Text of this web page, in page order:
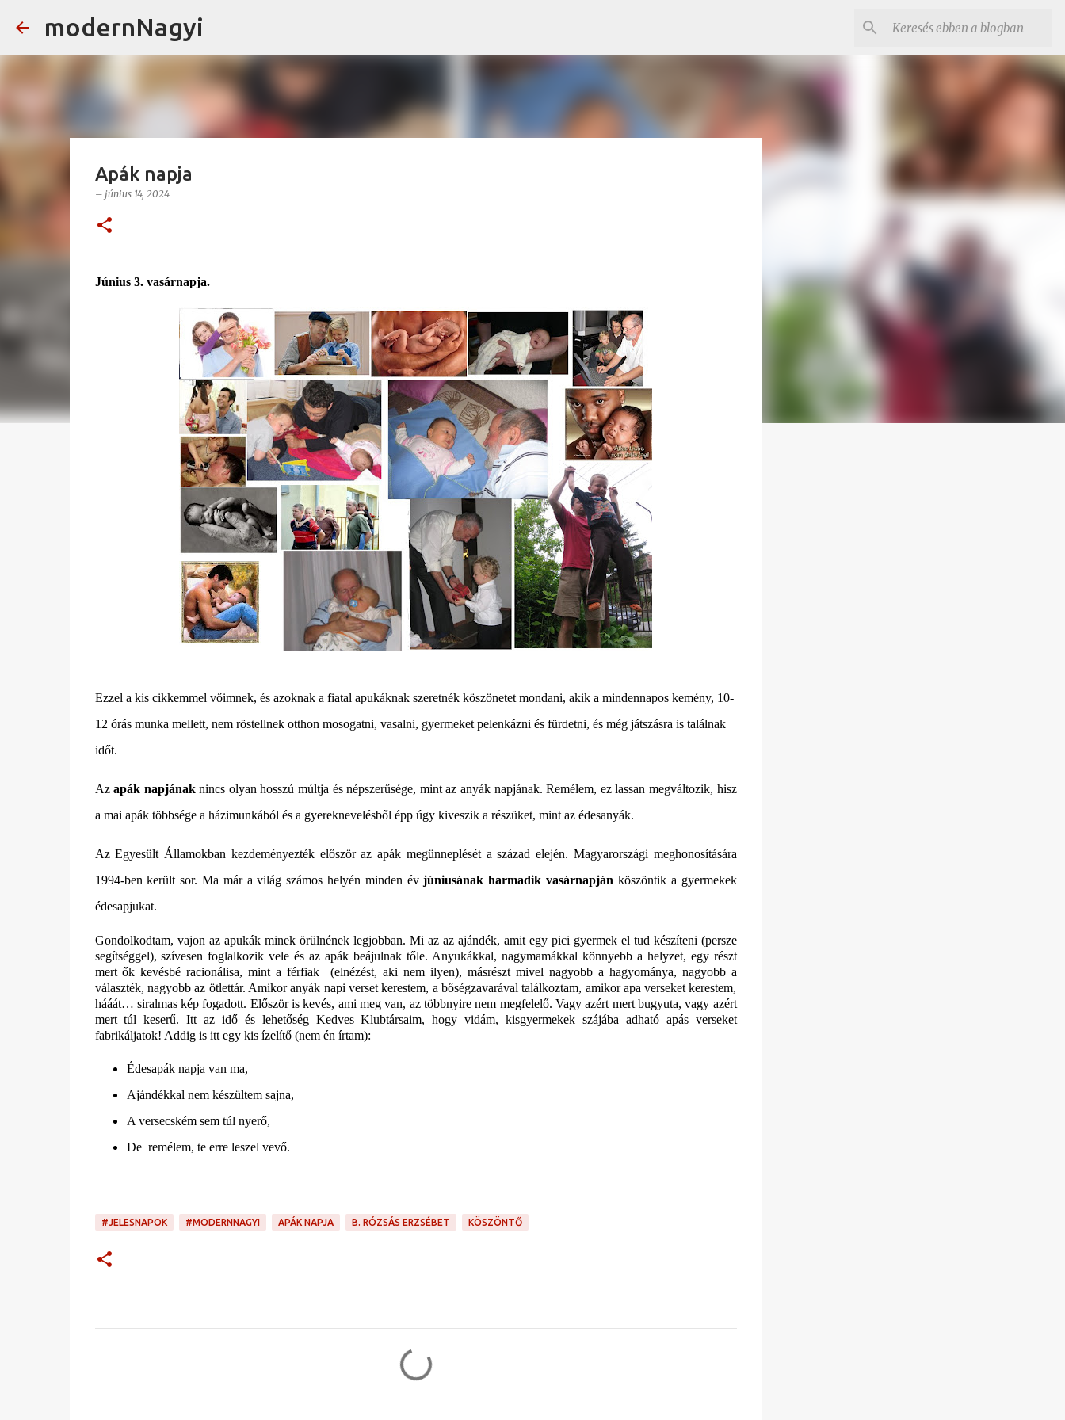
modernNagyi
Apák napja
– június 14, 2024
Június 3. vasárnapja.
Ezzel a kis cikkemmel vőimnek, és azoknak a fiatal apukáknak szeretnék köszönetet mondani, akik a mindennapos kemény, 10-
12 órás munka mellett, nem röstellnek otthon mosogatni, vasalni, gyermeket pelenkázni és fürdetni, és még játszásra is találnak
időt.
Azapák napjánaknincs olyan hosszú múltja és népszerűsége, mint az anyák napjának. Remélem, ez lassan megváltozik, hisz
a mai apák többsége a házimunkából és a gyereknevelésből épp úgy kiveszik a részüket, mint az édesanyák.
Az Egyesült Államokban kezdeményezték először az apák megünneplését a század elején. Magyarországi meghonosítására
1994-ben került sor. Ma már a világ számos helyén minden évjúniusának harmadik vasárnapján köszöntik a gyermekek
édesapjukat.
Gondolkodtam, vajon az apukák minek örülnének legjobban. Mi az az ajándék, amit egy pici gyermek el tud készíteni (persze
segítséggel), szívesen foglalkozik vele és az apák beájulnak tőle. Anyukákkal, nagymamákkal könnyebb a helyzet, egy részt
mert ők kevésbé racionálisa, mint a férfiak
(elnézést, aki nem ilyen), másrészt mivel nagyobb a hagyománya, nagyobb a
választék, nagyobb az ötlettár. Amikor anyák napi verset kerestem, a bőségzavarával találkoztam, amikor apa verseket kerestem,
hááát… siralmas kép fogadott. Először is kevés, ami meg van, az többnyire nem megfelelő. Vagy azért mert bugyuta, vagy azért
mert túl keserű. Itt az idő és lehetőség Kedves Klubtársaim, hogy vidám, kisgyermekek szájába adható apás verseket
fabrikáljatok! Addig is itt egy kis ízelítő (nem én írtam):
Édesapák napja van ma,
Ajándékkal nem készültem sajna,
A versecském sem túl nyerő,
De remélem, te erre leszel vevő.
#JELESNAPOK #MODERNNAGYI APÁK NAPJA B. RÓZSÁS ERZSÉBET KÖSZÖNTŐ